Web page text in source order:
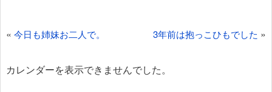
投
ナ
3年前は抱っこひもでした »
« 今日も姉妹お二人で。
カレンダーを表示できませんでした。